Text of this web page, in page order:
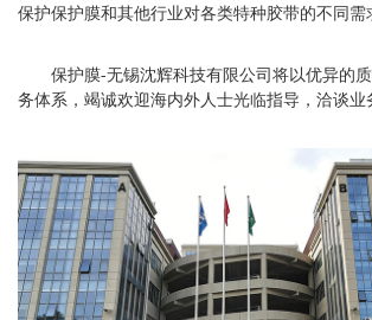
保护保护膜和其他行业对各类特种胶带的不同需
保护膜-无锡沈辉科技有限公司将以优异的质
务体系，竭诚欢迎海内外人士光临指导，洽谈业